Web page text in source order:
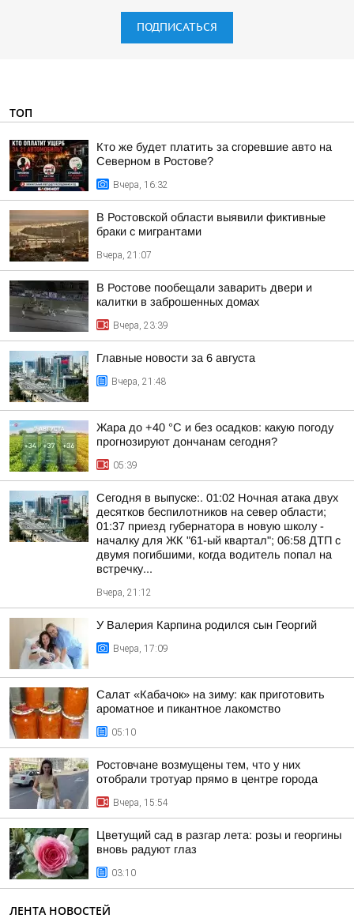
ПОДПИСАТЬСЯ
ТОП
Кто же будет платить за сгоревшие авто на
Северном в Ростове?
Вчера, 16:32
В Ростовской области выявили фиктивные
браки с мигрантами
Вчера, 21:07
В Ростове пообещали заварить двери и
калитки в заброшенных домах
Вчера, 23:39
Главные новости за 6 августа
Вчера, 21:48
Жара до +40 °С и без осадков: какую погоду
прогнозируют дончанам сегодня?
05:39
Сегодня в выпуске:. 01:02 Ночная атака двух
десятков беспилотников на север области;
01:37 приезд губернатора в новую школу -
началку для ЖК "61-ый квартал"; 06:58 ДТП с
двумя погибшими, когда водитель попал на
встречку...
Вчера, 21:12
У Валерия Карпина родился сын Георгий
Вчера, 17:09
Салат «Кабачок» на зиму: как приготовить
ароматное и пикантное лакомство
05:10
Ростовчане возмущены тем, что у них
отобрали тротуар прямо в центре города
Вчера, 15:54
Цветущий сад в разгар лета: розы и георгины
вновь радуют глаз
03:10
ЛЕНТА НОВОСТЕЙ